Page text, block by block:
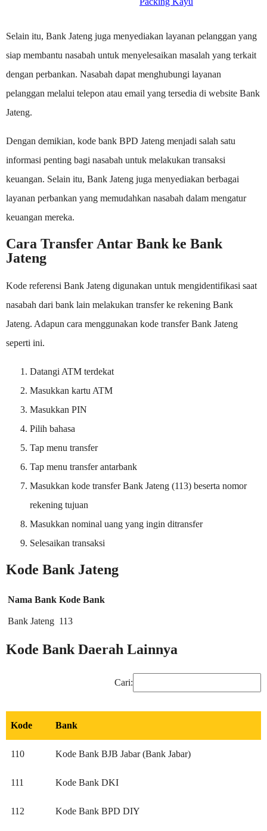
Selain itu, Bank Jateng juga menyediakan layanan pelanggan yang
siap membantu nasabah untuk menyelesaikan masalah yang terkait
dengan perbankan. Nasabah dapat menghubungi layanan
pelanggan melalui telepon atau email yang tersedia di website Bank
Jateng.
Dengan demikian, kode bank BPD Jateng menjadi salah satu
informasi penting bagi nasabah untuk melakukan transaksi
keuangan. Selain itu, Bank Jateng juga menyediakan berbagai
layanan perbankan yang memudahkan nasabah dalam mengatur
keuangan mereka.
Cara Transfer Antar Bank ke Bank
Jateng
Kode referensi Bank Jateng digunakan untuk mengidentifikasi saat
nasabah dari bank lain melakukan transfer ke rekening Bank
Jateng. Adapun cara menggunakan kode transfer Bank Jateng
seperti ini.
Datangi ATM terdekat
Masukkan kartu ATM
Masukkan PIN
Pilih bahasa
Tap menu transfer
Tap menu transfer antarbank
Masukkan kode transfer Bank Jateng (113) beserta nomor
rekening tujuan
Masukkan nominal uang yang ingin ditransfer
Selesaikan transaksi
Kode Bank Jateng
Nama Bank Kode Bank
Bank Jateng 113
Kode Bank Daerah Lainnya
Cari:
Kode Bank
110 Kode Bank BJB Jabar (Bank Jabar)
111 Kode Bank DKI
112 Kode Bank BPD DIY